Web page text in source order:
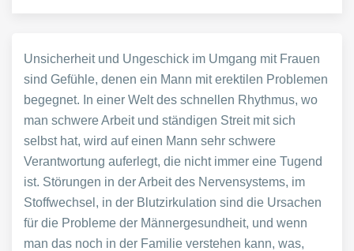
Unsicherheit und Ungeschick im Umgang mit Frauen
sind Gefühle, denen ein Mann mit erektilen Problemen
begegnet. In einer Welt des schnellen Rhythmus, wo
man schwere Arbeit und ständigen Streit mit sich
selbst hat, wird auf einen Mann sehr schwere
Verantwortung auferlegt, die nicht immer eine Tugend
ist. Störungen in der Arbeit des Nervensystems, im
Stoffwechsel, in der Blutzirkulation sind die Ursachen
für die Probleme der Männergesundheit, und wenn
man das noch in der Familie verstehen kann, was,